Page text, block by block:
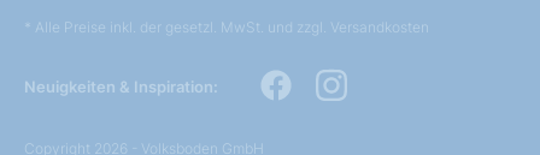
* Alle Preise inkl. der gesetzl. MwSt. und zzgl. Versandkosten
Neuigkeiten & Inspiration:
Copyright 2026 - Volksboden GmbH